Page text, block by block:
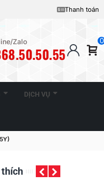
Thanh toán
Zalo 0
DỊCH VỤ
thích